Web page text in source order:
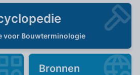
voor Bouwterminologie
Bronnen